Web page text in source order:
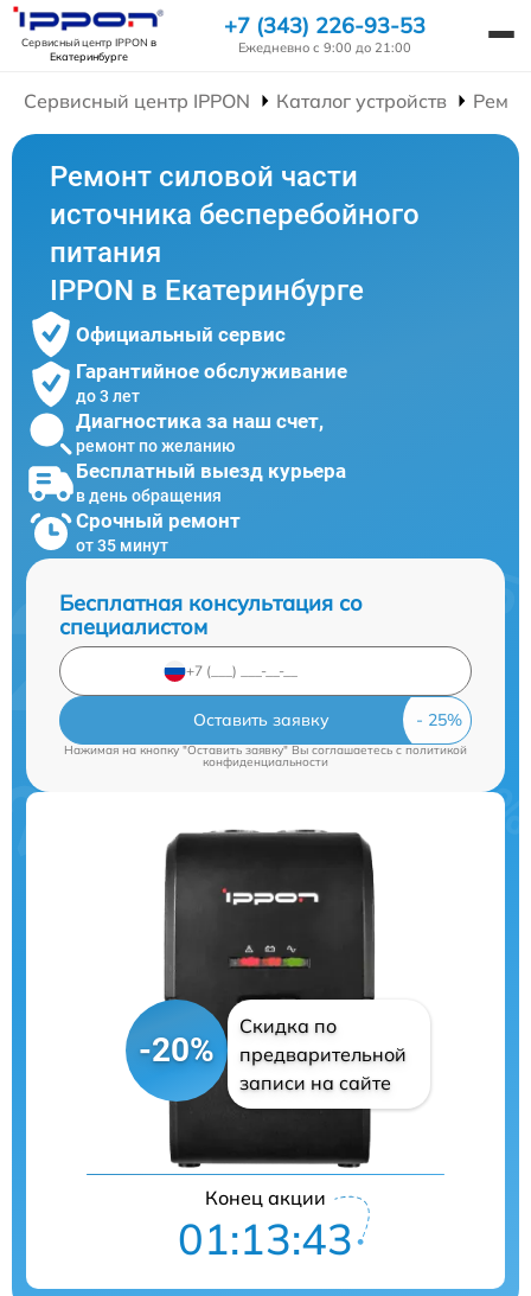
Сервисный центр IPPON в
Екатеринбурге
+7 (343) 226-93-53
Ежедневно с 9:00 до 21:00
Сервисный центр IPPON Каталог устройств
Ремонт силовой части
источника бесперебойного
питания
IPPON в Екатеринбурге
Официальный сервис
Гарантийное обслуживание
до 3 лет
Диагностика за наш счет,
ремонт по желанию
Бесплатный выезд курьера
в день обращения
Срочный ремонт
от 35 минут
Бесплатная консультация со
специалистом
Оставить заявку
Нажимая на кнопку "Оставить заявку" Вы соглашаетесь cполитикой
конфиденциальности
-20%
Скидка по
предварительной
записи на сайте
Конец акции
01:13:42